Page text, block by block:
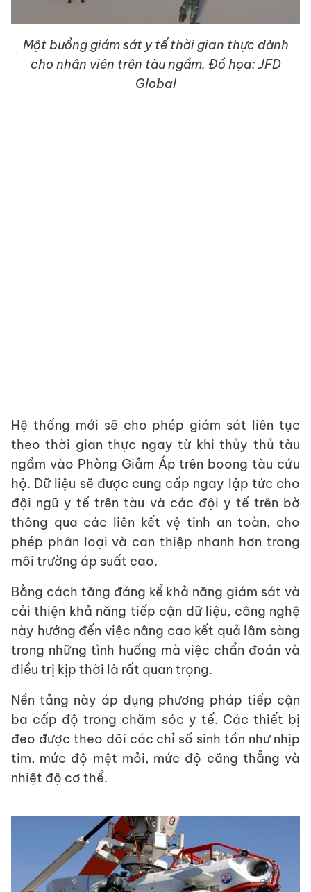
Một buồng giám sát y tế thời gian thực dành
cho nhân viên trên tàu ngầm. Đồ họa: JFD
Global
Hệ thống mới sẽ cho phép giám sát liên tục
theo thời gian thực ngay từ khi thủy thủ tàu
ngầm vào Phòng Giảm Áp trên boong tàu cứu
hộ. Dữ liệu sẽ được cung cấp ngay lập tức cho
đội ngũ y tế trên tàu và các đội y tế trên bờ
thông qua các liên kết vệ tinh an toàn, cho
phép phân loại và can thiệp nhanh hơn trong
môi trường áp suất cao.
Bằng cách tăng đáng kể khả năng giám sát và
cải thiện khả năng tiếp cận dữ liệu, công nghệ
này hướng đến việc nâng cao kết quả lâm sàng
trong những tình huống mà việc chẩn đoán và
điều trị kịp thời là rất quan trọng.
Nền tảng này áp dụng phương pháp tiếp cận
ba cấp độ trong chăm sóc y tế. Các thiết bị
đeo được theo dõi các chỉ số sinh tồn như nhịp
tim, mức độ mệt mỏi, mức độ căng thẳng và
nhiệt độ cơ thể.